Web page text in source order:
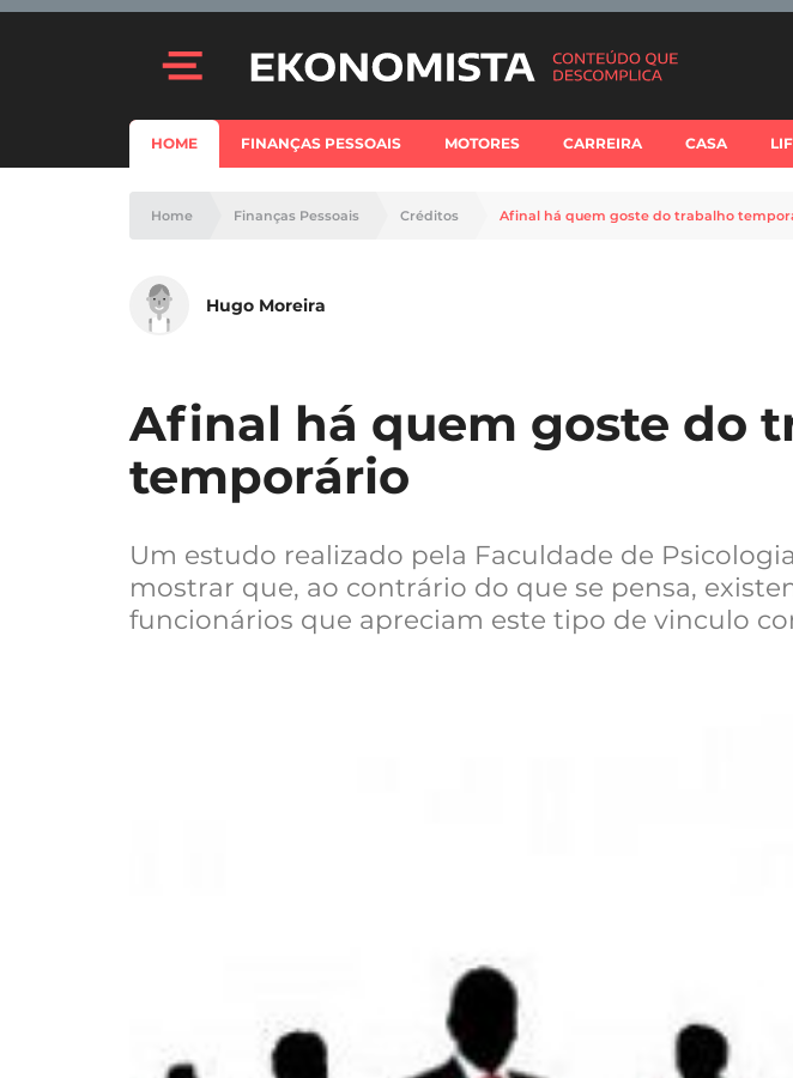
HOME FINANÇAS PESSOAIS MOTORES CARREIRA CASA
Home Finanças Pessoais Créditos Afinal há quem goste do trabalho
Hugo Moreira
Afinal há quem goste do
temporário
Um estudo realizado pela Faculdade de
mostrar que, ao contrário do que se pensa,
funcionários que apreciam este tipo de vinculo